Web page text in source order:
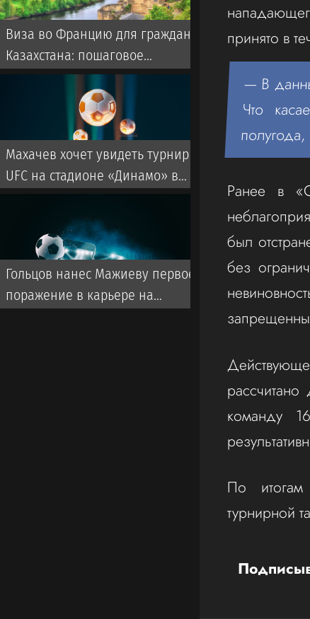
принято в
— В
Что
Ранее в
был
без
команду
По итогам
турнирной
Виза во Францию для граждан
Казахстана: пошаговое
руководство от visas.kz
Махачев хочет увидеть турнир
UFC на стадионе «Динамо» в
Гольцов нанес Мажиеву первое
поражение в карьере на